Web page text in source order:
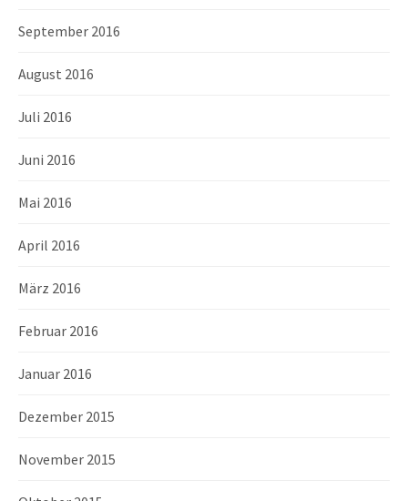
September 2016
August 2016
Juli 2016
Juni 2016
Mai 2016
April 2016
März 2016
Februar 2016
Januar 2016
Dezember 2015
November 2015